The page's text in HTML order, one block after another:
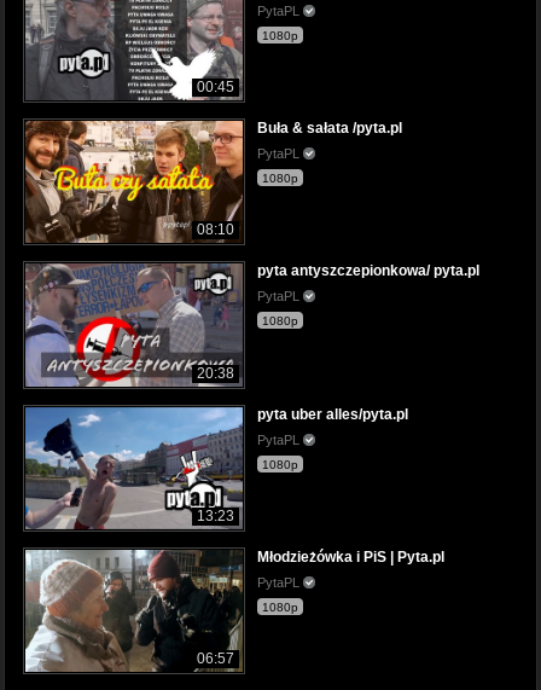
00:45
PytaPL
1080p
08:10
Buła & sałata /pyta.pl
PytaPL
1080p
20:38
pyta antyszczepionkowa/ pyta.pl
PytaPL
1080p
13:23
pyta uber alles/pyta.pl
PytaPL
1080p
06:57
Młodzieżówka i PiS | Pyta.pl
PytaPL
1080p